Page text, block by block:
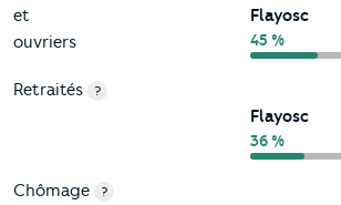
et
ouvriers
Flayosc
45 %
Retraités ?
Flayosc
36 %
Chômage ?